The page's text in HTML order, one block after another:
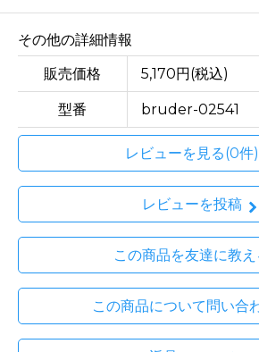
その他の詳細情報
販売価格 5,170円(税込)
型番 bruder-02541
レビューを見る(0件)
レビューを投稿
この商品を友達に教え
この商品について問い合